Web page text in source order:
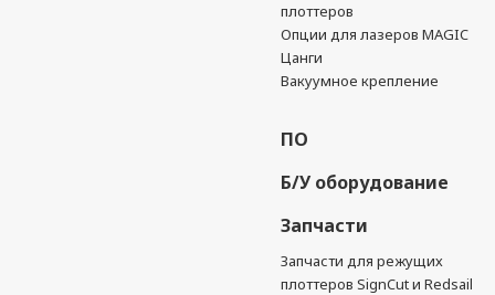
плоттеров
Опции для лазеров MAGIC
Цанги
Вакуумное крепление
ПО
Б/У оборудование
Запчасти
Запчасти для режущих
плоттеров SignCut и Redsail